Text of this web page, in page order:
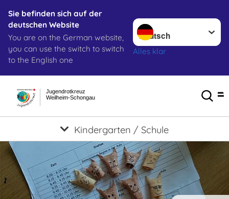
Sie befinden sich auf der
deutschen Website
You are on the German website,
you can use the switch to switch
to the English one
Sprache wechseln zu
Alles klar
Weilheim-Schongau
Jugendrotkreuz
Kindergarten / Schule